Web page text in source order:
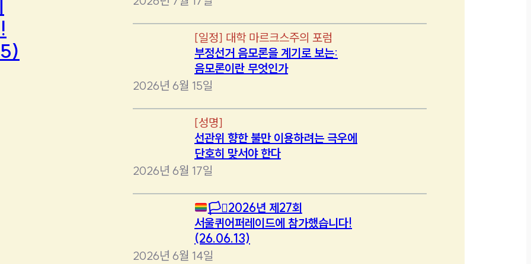
[일정] 대학 마르크스주의 포럼
부정선거 음모론을 계기로 보는:
음모론이란 무엇인가
2026년 6월 15일
[성명]
선관위 향한 불만 이용하려는 극우에
단호히 맞서야 한다
2026년 6월 17일
🏳️‍⚧️2026년 제27회
서울퀴어퍼레이드에 참가했습니다!
(26.06.13)
2026년 6월 14일